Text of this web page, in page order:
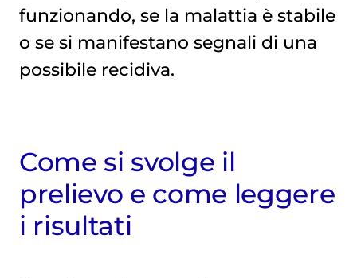
funzionando, se la malattia è stabile
o se si manifestano segnali di una
possibile recidiva.
Come si svolge il
prelievo e come leggere
i risultati